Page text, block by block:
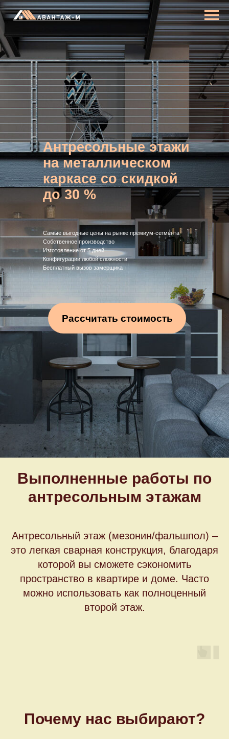
Антресольные этажи
на металлическом
каркасе со скидкой
до 30 %
Рассчитать стоимость
Самые выгодные цены на рынке премиум-сегмента
Собственное производство
Изготовление от 5 дней
Конфигурации любой сложности
Бесплатный вызов замерщика
Выполненные работы по
антресольным этажам
Антресольный этаж (мезонин/фальшпол) –
это легкая сварная конструкция, благодаря
которой вы сможете сэкономить
пространство в квартире и доме. Часто
можно использовать как полноценный
второй этаж.
Почему нас выбирают?